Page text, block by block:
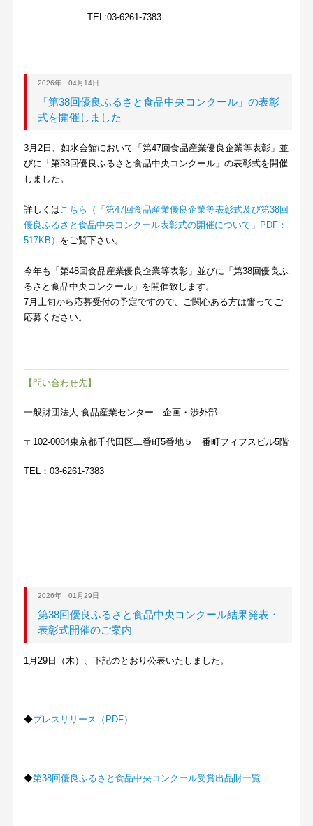
TEL:03-6261-7383
2026年 04月14日
「第38回優良ふるさと食品中央コンクール」の表彰
式を開催しました
3月2日、如水会館において「第47回食品産業優良企業等表彰」並
びに「第38回優良ふるさと食品中央コンクール」の表彰式を開催
しました。
詳しくはこちら（「第47回食品産業優良企業等表彰式及び第38回
優良ふるさと食品中央コンクール表彰式の開催について」PDF：
517KB） をご覧下さい。
今年も「第48回食品産業優良企業等表彰」並びに「第38回優良ふ
るさと食品中央コンクール」を開催致します。
7月上旬から応募受付の予定ですので、ご関心ある方は奮ってご
応募ください。
【問い合わせ先】
一般財団法人 食品産業センター 企画・渉外部
〒102-0084東京都千代田区二番町5番地５ 番町フィフスビル5階
TEL：03-6261-7383
2026年 01月29日
第38回優良ふるさと食品中央コンクール結果発表・
表彰式開催のご案内
1月29日（木）、下記のとおり公表いたしました。
◆プレスリリース（PDF）
◆第38回優良ふるさと食品中央コンクール受賞出品財一覧